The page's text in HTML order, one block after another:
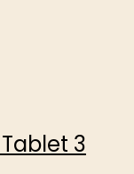
3